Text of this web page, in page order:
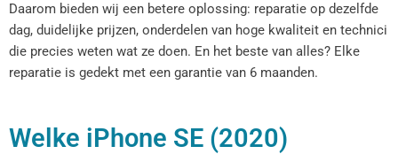
Daarom bieden wij een betere oplossing: reparatie op dezelfde
dag, duidelijke prijzen, onderdelen van hoge kwaliteit en technici
die precies weten wat ze doen. En het beste van alles? Elke
reparatie is gedekt met een garantie van 6 maanden.
Welke iPhone SE (2020)